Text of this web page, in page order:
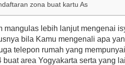
zona buat kartu As
mangulas lebih lanjut mengenai
bila Kamu mengenali apa
telepon rumah yang
buat area Yogyakarta serta yang